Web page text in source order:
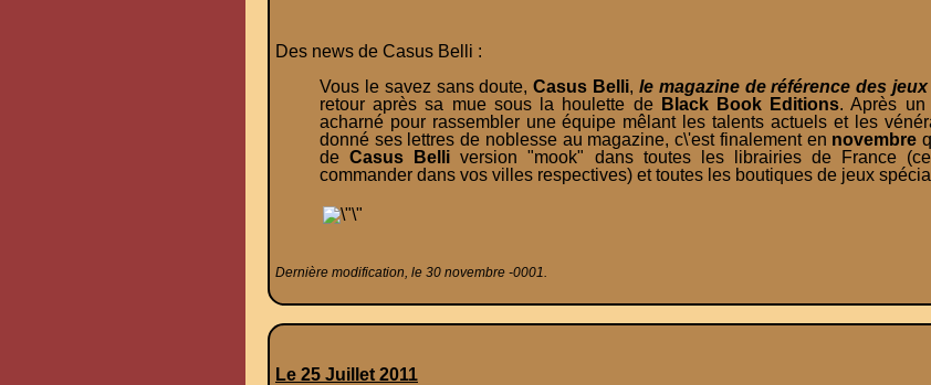
Des news de Casus Belli :
Vous le savez sans doute,Casus Belli, le magazine de référence des
retour après sa mue sous la houlette de Black Book Editions. Après un
acharné pour rassembler une équipe mêlant les talents actuels et les
donné ses lettres de noblesse au magazine, c\'est finalement en novembre
deCasus Belli version "mook" dans toutes les librairies de France
commander dans vos villes respectives) et toutes les boutiques de jeux
Dernière modification, le 30 novembre -0001.
Le 25 Juillet 2011